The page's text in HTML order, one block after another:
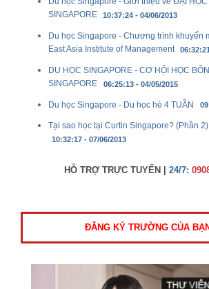
SINGAPORE 10:37:24 - 04/06/2013
Du học Singapore - Chương trình khuyến
East Asia Institute of Management
DU HỌC SINGAPORE - CƠ HỘI HỌC
SINGAPORE 06:25:13 - 04/05/2015
Du học Singapore - Du học hè 4 TUẦN
Tại sao học tại Curtin Singapore? (Phần
10:32:17 - 07/06/2013
HỖ TRỢ TRỰC TUYẾN | 24/7:
ĐĂNG KÝ TRƯỜNG CỦA BẠN